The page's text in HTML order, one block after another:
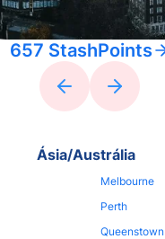
657 StashPoints
Ásia/Austrália
Melbourne
Perth
Queenstown